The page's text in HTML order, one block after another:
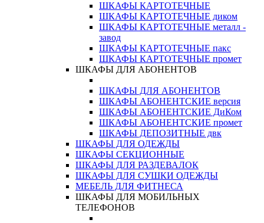
ШКАФЫ КАРТОТЕЧНЫЕ
ШКАФЫ КАРТОТЕЧНЫЕ диком
ШКАФЫ КАРТОТЕЧНЫЕ металл -
завод
ШКАФЫ КАРТОТЕЧНЫЕ пакс
ШКАФЫ КАРТОТЕЧНЫЕ промет
ШКАФЫ ДЛЯ АБОНЕНТОВ
ШКАФЫ ДЛЯ АБОНЕНТОВ
ШКАФЫ АБОНЕНТСКИЕ версия
ШКАФЫ АБОНЕНТСКИЕ ДиКом
ШКАФЫ АБОНЕНТСКИЕ промет
ШКАФЫ ДЕПОЗИТНЫЕ двк
ШКАФЫ ДЛЯ ОДЕЖДЫ
ШКАФЫ СЕКЦИОННЫЕ
ШКАФЫ ДЛЯ РАЗДЕВАЛОК
ШКАФЫ ДЛЯ СУШКИ ОДЕЖДЫ
МЕБЕЛЬ ДЛЯ ФИТНЕСА
ШКАФЫ ДЛЯ МОБИЛЬНЫХ
ТЕЛЕФОНОВ